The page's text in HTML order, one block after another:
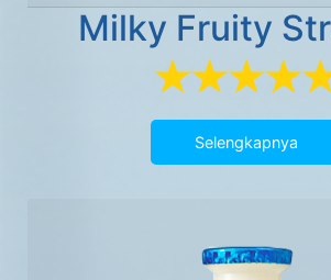
Milky Fruity
Selengkapnya